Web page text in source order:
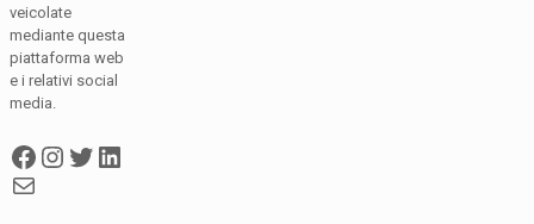
veicolate
mediante questa
piattaforma web
e i relativi social
media.
Facebook
Instagram
Twitter
LinkedIn
Mail